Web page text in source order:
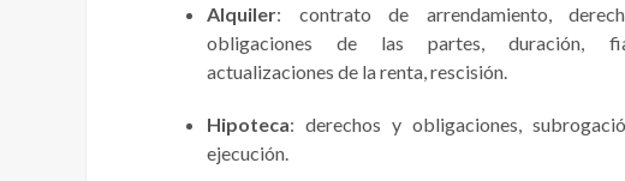
Alquiler: contrato de arrendamiento,
obligaciones de las partes, duración,
actualizaciones de la renta, rescisión.
Hipoteca: derechos y obligaciones,
ejecución.